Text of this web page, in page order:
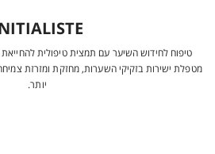
טיפוח לחידוש השיער עם תמצית טיפולית
מטפלת ישירות בזקיקי השערות, מחזקת ומזרזת
יותר.